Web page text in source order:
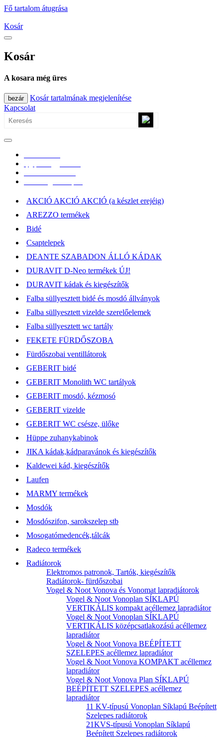
Fő tartalom átugrása
Kosár
Kosár
A kosara még üres
bezár
Kosár tartalmának megjelenítése
Kapcsolat
AKCIÓ AKCIÓ AKCIÓ (a készlet erejéig)
AREZZO termékek
Bidé
Csaptelepek
DEANTE SZABADON ÁLLÓ KÁDAK
DURAVIT D-Neo termékek ÚJ!
DURAVIT kádak és kiegészítők
Falba süllyesztett bidé és mosdó állványok
Falba süllyesztett vizelde szerelőelemek
Falba süllyesztett wc tartály
FEKETE FÜRDŐSZOBA
Fürdőszobai ventillátorok
GEBERIT bidé
GEBERIT Monolith WC tartályok
GEBERIT mosdó, kézmosó
GEBERIT vizelde
GEBERIT WC csésze, ülőke
Hüppe zuhanykabinok
JIKA kádak,kádparavánok és kiegészítők
Kaldewei kád, kiegészítők
Laufen
MARMY termékek
Mosdók
Mosdószifon, sarokszelep stb
Mosogatómedencék,tálcák
Radeco termékek
Radiátorok
Elektromos patronok, Tartók, kiegészítők
Radiátorok- fürdőszobai
Vogel & Noot Vonova és Vonomat lapradiátorok
Vogel & Noot Vonoplan SÍKLAPÚ
VERTIKÁLIS kompakt acéllemez lapradiátor
Vogel & Noot Vonoplan SÍKLAPÚ
VERTIKÁLIS középcsatlakozású acéllemez
lapradiátor
Vogel & Noot Vonova BEÉPÍTETT
SZELEPES acéllemez lapradiátor
Vogel & Noot Vonova KOMPAKT acéllemez
lapradiátor
Vogel & Noot Vonova Plan SÍKLAPÚ
BEÉPÍTETT SZELEPES acéllemez
lapradiátor
11 KV-típusú Vonoplan Síklapú Beépített
Szelepes radiátorok
21KVS-típusú Vonoplan Síklapú
Beépített Szelepes radiátorok